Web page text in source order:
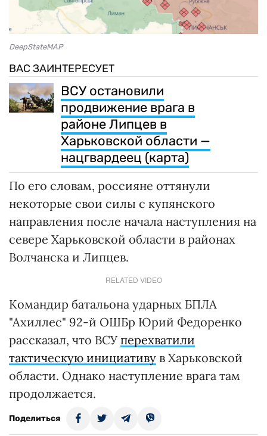
DeepStateMAP
ВАС ЗАИНТЕРЕСУЕТ
ВСУ остановили
продвижение врага в
районе Липцев в
Харьковской области —
нацгвардеец (карта)
По его словам, россияне оттянули
некоторые свои силы с купянского
направления после начала наступления на
севере Харьковской области в районах
Волчанска и Липцев.
RELATED VIDEO
Командир батальона ударных БПЛА
"Ахиллес" 92-й ОШБр Юрий Федоренко
рассказал, что ВСУ перехватили
тактическую инициативу в Харьковской
области. Однако наступление врага там
продолжается.
Поделиться